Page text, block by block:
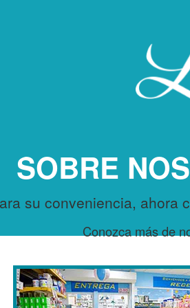
SOBRE
su conveniencia, ahora
Conozca más de